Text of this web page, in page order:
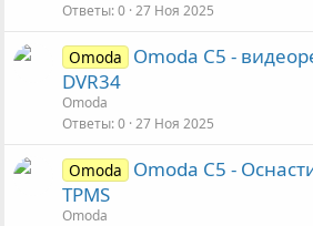
Ответы 0 27 Ноя 2025
Omoda
Omoda C5 -
DVR34
Omoda
Ответы 0 27 Ноя 2025
Omoda
Omoda C5 -
TPMS
Omoda